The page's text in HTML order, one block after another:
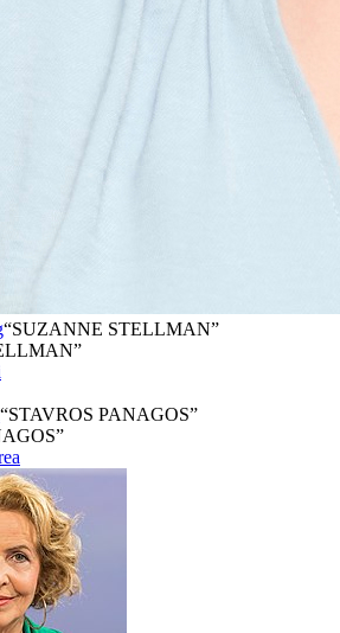
“SUZANNE STELLMAN”
“STAVROS PANAGOS”